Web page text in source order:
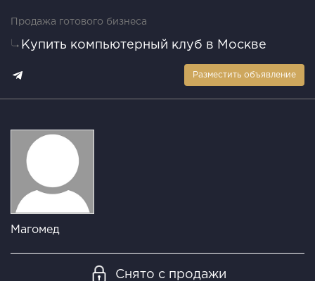
Продажа готового бизнеса
Купить компьютерный клуб в Москве
Разместить объявление
Магомед
Снято с продажи